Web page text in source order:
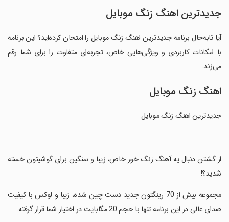
جدیدترین اهنگ زنگ موبایل
آیا تابه‌حال برنامه جدیدترین اهنگ زنگ موبایل را امتحان کرده‌اید؟ این برنامه
با امکانات کاربردی و ویژگی‌هایی خاص، تجربه‌ای متفاوت را برای شما رقم
می‌زند.
اهنگ زنگ موبایل
جدیدترین اهنگ زنگ موبایل
‏از گشتن دنبال یه آهنگ زنگ خور خاص، زیبا و سنگین برای گوشیتون خسته
شدید؟!
‏مجموعه بیش از 70 رینگتون جدید دست چین شده، زیبا و لوکس با کیفیت
صدای عالی در این برنامه تنها با حجم 20 مگابایت در اختیار شما قرار گرفته.